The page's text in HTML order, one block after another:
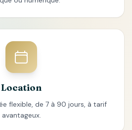
Location
flexible, de 7 à 90 jours, à tarif
avantageux.